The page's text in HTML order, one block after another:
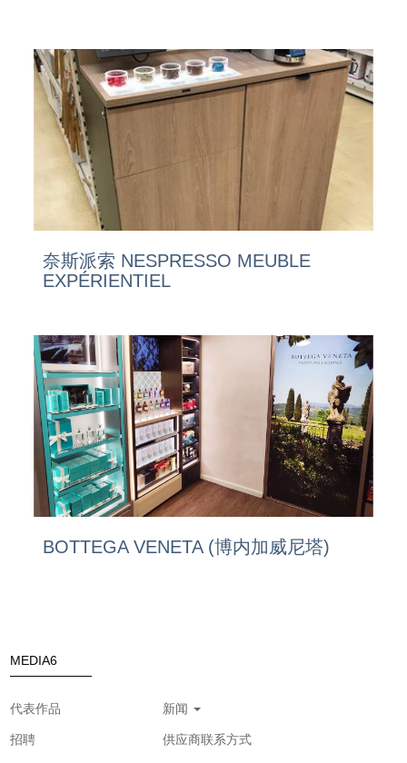
奈斯派索 NESPRESSO MEUBLE
EXPÉRIENTIEL
BOTTEGA VENETA (博内加威尼塔)
MEDIA6
代表作品 新闻
招聘 供应商联系方式